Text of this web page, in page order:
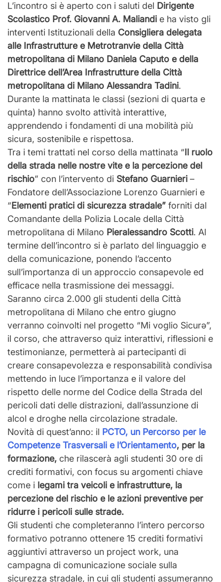
L’incontro si è aperto con i saluti del Dirigente
Scolastico Prof. Giovanni A. Maliandi e ha visto gli
interventi Istituzionali della Consigliera delegata
alle Infrastrutture e Metrotranvie della Città
metropolitana di Milano Daniela Caputo e della
Direttrice dell’Area Infrastrutture della Città
metropolitana di Milano Alessandra Tadini.
Durante la mattinata le classi (sezioni di quarta e
quinta) hanno svolto attività interattive,
apprendendo i fondamenti di una mobilità più
sicura, sostenibile e rispettosa.
Tra i temi trattati nel corso della mattinata “Il ruolo
della strada nelle nostre vite e la percezione del
rischio” con l’intervento di Stefano Guarnieri –
Fondatore dell’Associazione Lorenzo Guarnieri e
“Elementi pratici di sicurezza stradale” forniti dal
Comandante della Polizia Locale della Città
metropolitana di Milano Pieralessandro Scotti. Al
termine dell’incontro si è parlato del linguaggio e
della comunicazione, ponendo l’accento
sull’importanza di un approccio consapevole ed
efficace nella trasmissione dei messaggi.
Saranno circa 2.000 gli studenti della Città
metropolitana di Milano che entro giugno
verranno coinvolti nel progetto “Mi voglio Sicurǝ”,
il corso, che attraverso quiz interattivi, riflessioni e
testimonianze, permetterà ai partecipanti di
creare consapevolezza e responsabilità condivisa
mettendo in luce l’importanza e il valore del
rispetto delle norme del Codice della Strada del
pericoli dati delle distrazioni, dall’assunzione di
alcol e droghe nella circolazione stradale.
Novità di quest’anno: il PCTO, un Percorso per le
Competenze Trasversali e l’Orientamento, per la
formazione, che rilascerà agli studenti 30 ore di
crediti formativi, con focus su argomenti chiave
come i legami tra veicoli e infrastrutture, la
percezione del rischio e le azioni preventive per
ridurre i pericoli sulle strade.
Gli studenti che completeranno l’intero percorso
formativo potranno ottenere 15 crediti formativi
aggiuntivi attraverso un project work, una
campagna di comunicazione sociale sulla
sicurezza stradale, in cui gli studenti assumeranno